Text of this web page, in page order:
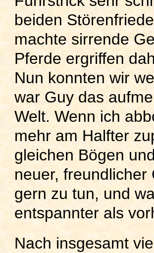
beiden
machte sirrende
Pferde ergriffen
Nun konnten wir
war Guy das
Welt. Wenn ich
mehr am Halfter
gleichen Bögen
neuer,
gern zu tun, und
entspannter als
Nach insgesamt